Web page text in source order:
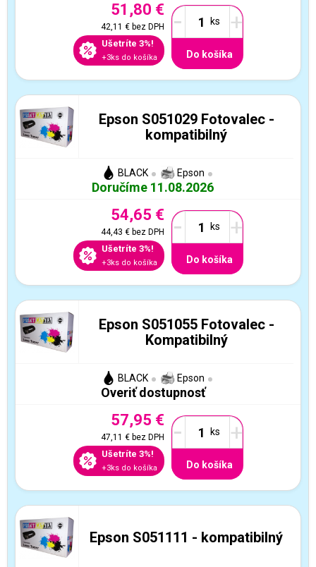
51,80 €
42,11 €bez DPH
Ušetríte 3%!
+3ks do košíka
- +
Do košíka
Epson S051029 Fotovalec -
kompatibilný
BLACK Epson
Doručíme 11.08.2026
54,65 €
44,43 €bez DPH
Ušetríte 3%!
+3ks do košíka
- +
Do košíka
Epson S051055 Fotovalec -
Kompatibilný
BLACK Epson
Overiť dostupnosť
57,95 €
47,11 €bez DPH
Ušetríte 3%!
+3ks do košíka
- +
Do košíka
Epson S051111 - kompatibilný